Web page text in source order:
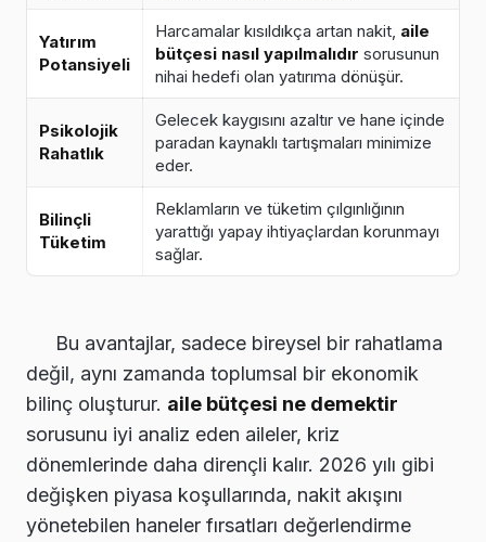
Yatırım
Potansiyeli
Harcamalar kısıldıkça artan nakit, aile
bütçesi nasıl yapılmalıdır sorusunun
nihai hedefi olan yatırıma dönüşür.
Psikolojik
Rahatlık
Gelecek kaygısını azaltır ve hane içinde
paradan kaynaklı tartışmaları minimize
eder.
Bilinçli
Tüketim
Reklamların ve tüketim çılgınlığının
yarattığı yapay ihtiyaçlardan korunmayı
sağlar.
Bu avantajlar, sadece bireysel bir rahatlama
değil, aynı zamanda toplumsal bir ekonomik
bilinç oluşturur. aile bütçesi ne demektir
sorusunu iyi analiz eden aileler, kriz
dönemlerinde daha dirençli kalır. 2026 yılı gibi
değişken piyasa koşullarında, nakit akışını
yönetebilen haneler fırsatları değerlendirme